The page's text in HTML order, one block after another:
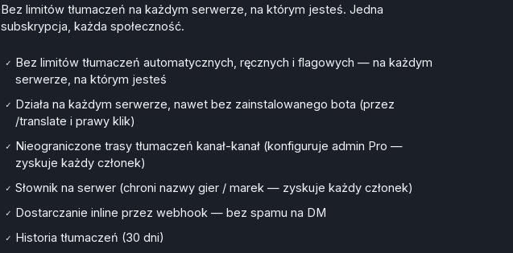
Bez limitów tłumaczeń na każdym serwerze, na którym jesteś. Jedna
subskrypcja, każda społeczność.
✓ Bez limitów tłumaczeń automatycznych, ręcznych i flagowych — na każdym
serwerze, na którym jesteś
✓ Działa na każdym serwerze, nawet bez zainstalowanego bota (przez
/translate i prawy klik)
✓ Nieograniczone trasy tłumaczeń kanał-kanał (konfiguruje admin Pro —
zyskuje każdy członek)
✓ Słownik na serwer (chroni nazwy gier / marek — zyskuje każdy członek)
✓ Dostarczanie inline przez webhook — bez spamu na DM
✓ Historia tłumaczeń (30 dni)